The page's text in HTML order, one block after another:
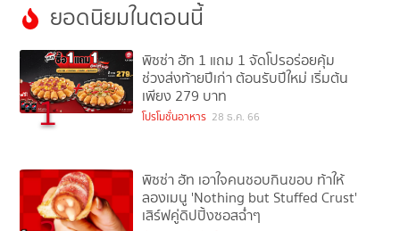
ยอดนิยมในตอนนี้
1
พิซซ่า ฮัท 1 แถม 1 จัดโปรอร่อยคุ้ม
ช่วงส่งท้ายปีเก่า ต้อนรับปีใหม่ เริ่มต้น
เพียง 279 บาท
โปรโมชั่นอาหาร 28 ธ.ค. 66
พิซซ่า ฮัท เอาใจคนชอบกินขอบ ท้าให้
ลองเมนู 'Nothing but Stuffed Crust'
เสิร์ฟคู่ดิปปิ้งซอสฉ่ำๆ